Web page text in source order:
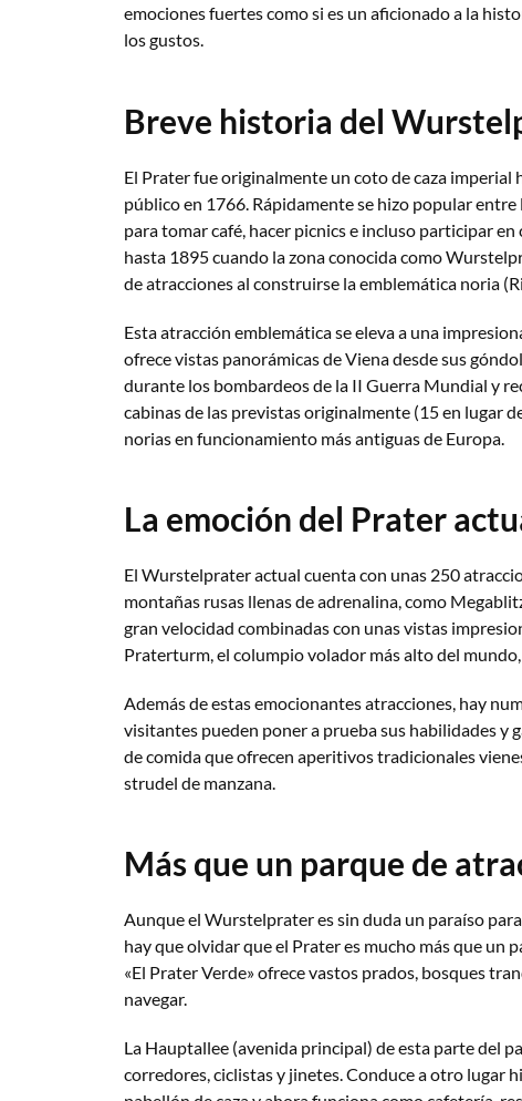
emociones fuertes como si es un aficionado a la
los gustos.
Breve historia del
El Prater fue originalmente un coto de caza imperial
público en 1766. Rápidamente se hizo popular
para tomar café, hacer picnics e incluso participar
hasta 1895 cuando la zona conocida como
de atracciones al construirse la emblemática noria
Esta atracción emblemática se eleva a una
ofrece vistas panorámicas de Viena desde sus
durante los bombardeos de la II Guerra Mundial y
cabinas de las previstas originalmente (15 en lugar
norias en funcionamiento más antiguas de Europa.
La emoción del Prater
El Wurstelprater actual cuenta con unas 250
montañas rusas llenas de adrenalina, como
gran velocidad combinadas con unas vistas
Praterturm, el columpio volador más alto del
Además de estas emocionantes atracciones, hay
visitantes pueden poner a prueba sus habilidades y
de comida que ofrecen aperitivos tradicionales
strudel de manzana.
Más que un parque de
Aunque el Wurstelprater es sin duda un paraíso
hay que olvidar que el Prater es mucho más que un
«El Prater Verde» ofrece vastos prados, bosques
navegar.
La Hauptallee (avenida principal) de esta parte del
corredores, ciclistas y jinetes. Conduce a otro lugar